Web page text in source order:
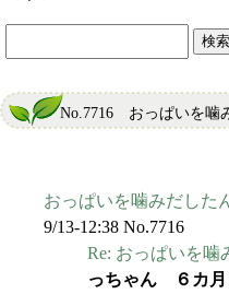
No.7716 おっぱいを噛
おっぱいを噛みだした
9/13-12:38 No.7716
Re: おっぱいを
っちゃん ６カ